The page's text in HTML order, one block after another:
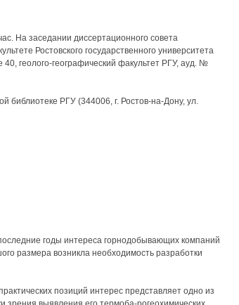
На заседании диссертационного совета
Ростовского государственного университета
40, геолого-географический факультет РГУ, ауд. №
библиотеке РГУ (344006, г. Ростов-на-Дону, ул.
годы интереса горнодобывающих компаний
размера возникла необходимость разработки
позиций интерес представляет одно из